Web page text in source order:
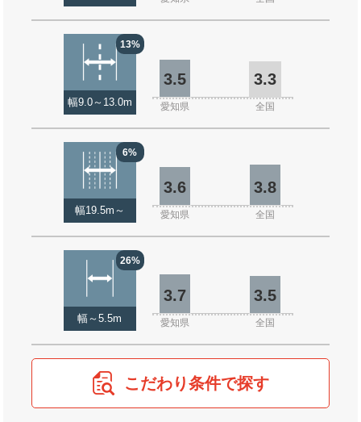
13%
幅9.0～13.0m
3.5 3.3
愛知県 全国
6%
幅19.5m～
3.6 3.8
愛知県 全国
26%
幅～5.5m
3.7 3.5
愛知県 全国
こだわり条件で探す